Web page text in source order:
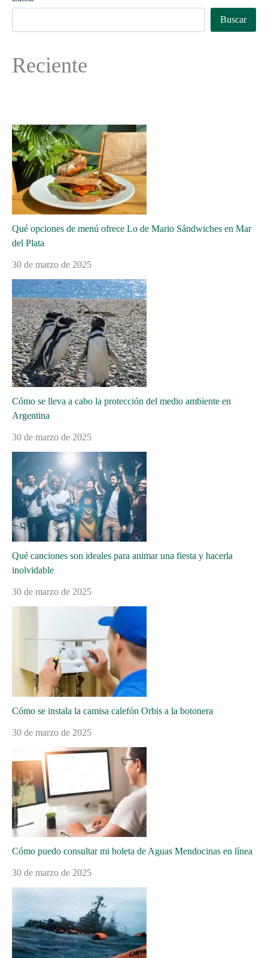
Buscar
Reciente
Qué opciones de menú ofrece Lo de Mario Sándwiches en Mar
del Plata
30 de marzo de 2025
Cómo se lleva a cabo la protección del medio ambiente en
Argentina
30 de marzo de 2025
Qué canciones son ideales para animar una fiesta y hacerla
inolvidable
30 de marzo de 2025
Cómo se instala la camisa calefón Orbis a la botonera
30 de marzo de 2025
Cómo puedo consultar mi boleta de Aguas Mendocinas en línea
30 de marzo de 2025